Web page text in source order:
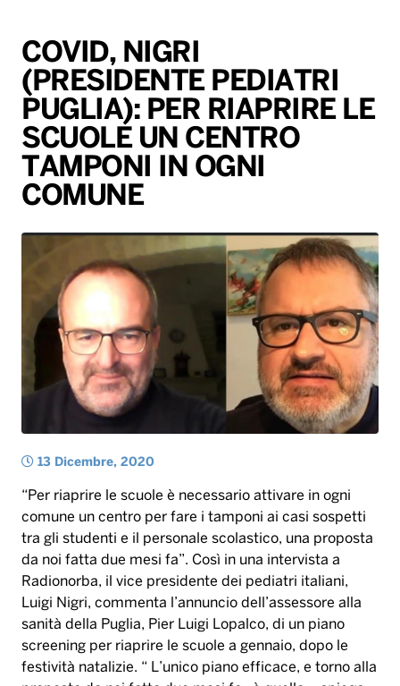
Leggerissime
Speciale Astrabilia 2026
Gallery
COMUNE
13 Dicembre, 2020
“Per riaprire le scuole è necessario attivare in ogni
comune un centro per fare i tamponi ai casi sospetti
tra gli studenti e il personale scolastico, una proposta
da noi fatta due mesi fa”. Così in una intervista a
Radionorba, il vice presidente dei pediatri italiani,
Luigi Nigri, commenta l’annuncio dell’assessore alla
screening per riaprire le scuole a gennaio, dopo le
festività natalizie. “ L’unico piano efficace, e torno alla
proposta da noi fatta due mesi fa , è quella – spiega
Nigri a Radionorba – di aprire su base comunale un
centro dedicato agli studenti dove si puo’ andare
direttamente, inviati dal pediatra o anche dalla scuola
in caso di sintomi covid anche molto sfumati, per
avere il risultato di un tampone non dico in tempo
reale ma nel giro di qualche ora”. In questo modo,